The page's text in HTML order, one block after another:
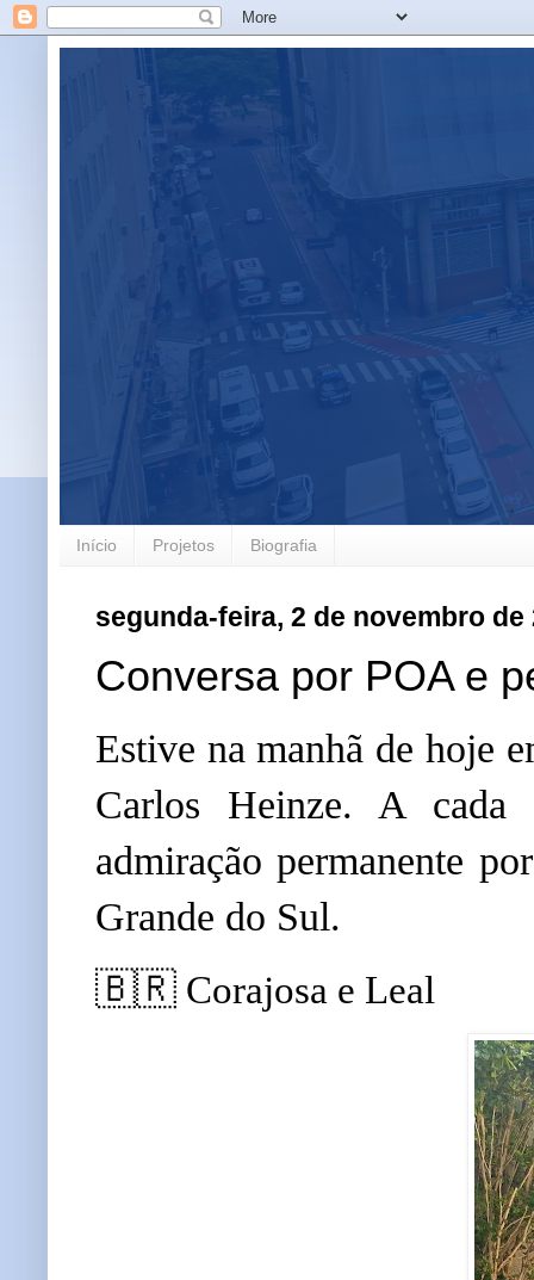
Início Projetos Biografia
segunda-feira, 2 de novembro de
Conversa por POA e
Estive na manhã de hoje
Carlos Heinze. A
admiração permanente
Grande do Sul.
🇧🇷 Corajosa e Leal